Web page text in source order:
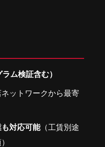
ム検証含む）
ットワークから最寄
対応可能（工賃別途